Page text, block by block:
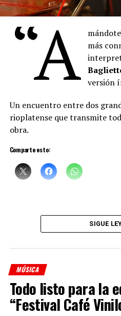
mezclan con las proas de los
está pintando, con la música,
pintura que empieza a teñir
canta. Un cruce raro de
artista plásticoDaniel
Denise Sciammarella
Geraldina Carnicina
Mariana Atamas
Fuente: Medioshábiles
“A
más
versión
Un encuentro entre dos
rioplatense que transmite
obra.
Comparte esto:
SIGUE
MÚSICA
Todo listo para la
“Festival Café